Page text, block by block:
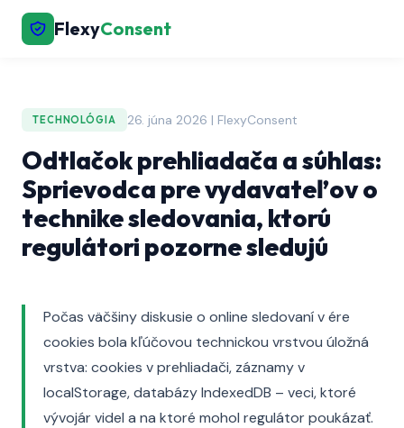
FlexyConsent
TECHNOLÓGIA 26. júna 2026 | FlexyConsent
Odtlačok prehliadača a súhlas:
Sprievodca pre vydavateľov o
technike sledovania, ktorú
regulátori pozorne sledujú
Počas väčšiny diskusie o online sledovaní v ére
cookies bola kľúčovou technickou vrstvou úložná
vrstva: cookies v prehliadači, záznamy v
localStorage, databázy IndexedDB – veci, ktoré
vývojár videl a na ktoré mohol regulátor poukázať.